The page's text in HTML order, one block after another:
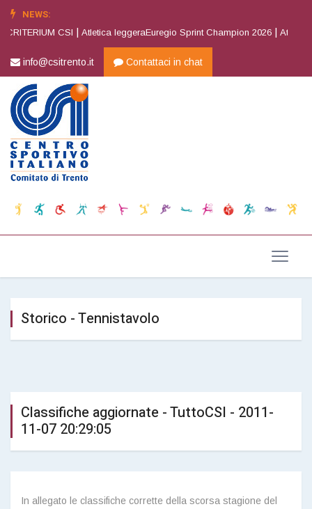
NEWS:
CSI |Atletica leggeraEuregio Sprint Champion 2026 |Atletica
info@csitrento.it Contattaci in chat
Storico - Tennistavolo
Classifiche aggiornate - TuttoCSI - 2011-
11-07 20:29:05
In allegato le classifiche corrette della scorsa stagione del